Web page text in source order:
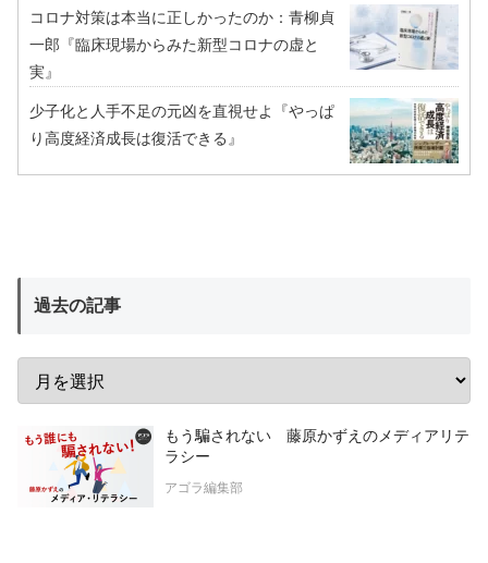
コロナ対策は本当に正しかったのか：青柳貞
一郎『臨床現場からみた新型コロナの虚と
実』
少子化と人手不足の元凶を直視せよ『やっぱ
り高度経済成長は復活できる』
過去の記事
もう騙されない 藤原かずえのメディアリテ
ラシー
アゴラ編集部